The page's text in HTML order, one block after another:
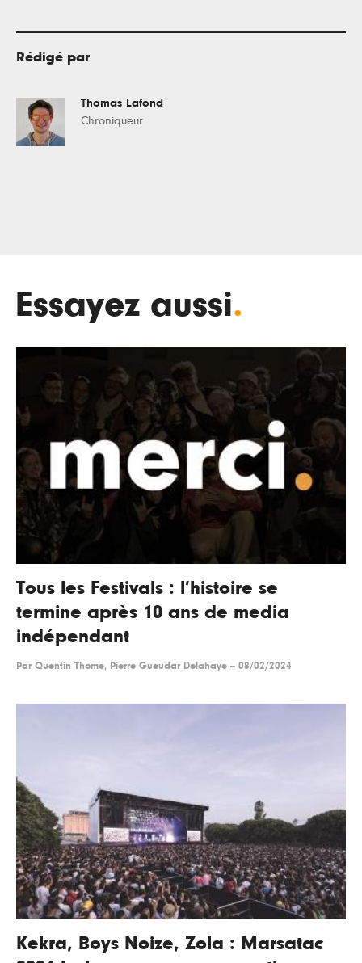
Rédigé par
Thomas Lafond
Chroniqueur
Essayez aussi.
Tous les Festivals : l’histoire se
termine après 10 ans de media
indépendant
Par Quentin Thome, Pierre Gueudar Delahaye -- 08/02/2024
Kekra, Boys Noize, Zola : Marsatac